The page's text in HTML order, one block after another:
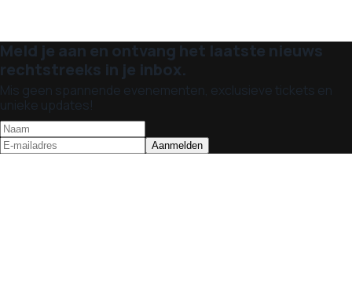
Meld je aan en ontvang het laatste nieuws
rechtstreeks in je inbox.
Mis geen spannende evenementen, exclusieve tickets en
unieke updates!